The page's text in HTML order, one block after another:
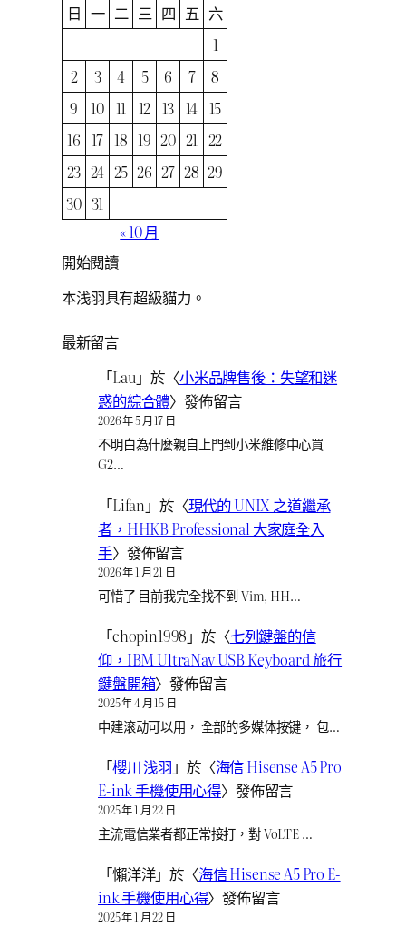
日 一 二 三 四 五 六
1
2
3 4 5 6 7
8
9
10 11 12 13 14 15
16 17 18 19 20 21 22
23 24 25 26 27 28 29
30 31
« 10 月
開始閱讀
本浅羽具有超級貓力。
最新留言
「Lau」於〈小米品牌售後：失望和迷
惑的綜合體〉發佈留言
2026 年 5 月 17 日
不明白為什麼親自上門到小米維修中心買
G2…
「Lifan 」於〈現代的 UNIX 之道繼承
者，HHKB Professional 大家庭全入
手〉發佈留言
2026 年 1 月 21 日
可惜了 目前我完全找不到 Vim, HH…
「chopin1998 」於〈七列鍵盤的信
仰，IBM UltraNav USB Keyboard 旅行
鍵盤開箱〉發佈留言
2025 年 4 月 15 日
中建滚动可以用， 全部的多媒体按键， 包…
「櫻川 浅羽 」於〈海信 Hisense A5 Pro
E-ink 手機使用心得〉發佈留言
2025 年 1 月 22 日
主流電信業者都正常接打，對 VoLTE …
「懶洋洋」於〈海信 Hisense A5 Pro E-
ink 手機使用心得〉發佈留言
2025 年 1 月 22 日